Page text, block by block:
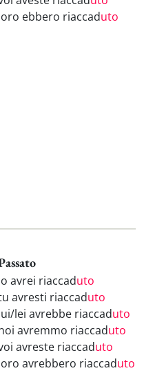
ebbero riaccaduto
avrei riaccaduto
avresti riaccaduto
lei avrebbe riaccaduto
avremmo riaccaduto
avreste riaccaduto
avrebbero riaccaduto